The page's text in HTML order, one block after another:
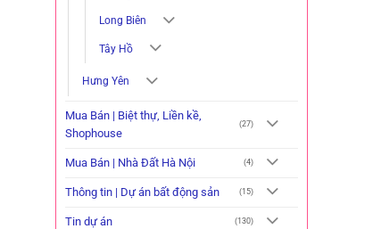
Long Biên
Tây Hồ
Hưng Yên
Mua Bán | Biệt thự, Liền kề,
Shophouse
(27)
Mua Bán | Nhà Đất Hà Nội (4)
Thông tin | Dự án bất động sản (15)
Tin dự án (130)